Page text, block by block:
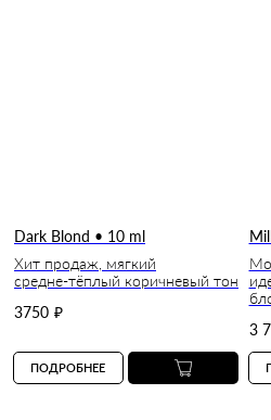
Dark Blond • 10 ml
Хит продаж, мягкий
средне-тёплый коричневый тон
3750 ₽
ПОДРОБНЕЕ
3